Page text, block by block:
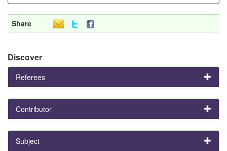
Share
Discover
Referees
Contributor
Subject